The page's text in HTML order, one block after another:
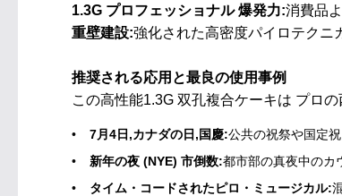
1.3G プロフェッショナル 爆発力:消費品
重壁建設:強化された高密度パイロテクニ
推奨される応用と最良の使用事例
この高性能1.3G 双孔複合ケーキは プロ
7月4日,カナダの日,国慶:公共の祝祭や国定
新年の夜 (NYE) 市倒数:都市部の真夜中のカ
タイム・コードされたピロ・ミュージカル: